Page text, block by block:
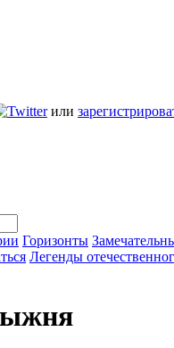
или
Горизонты
Легенды